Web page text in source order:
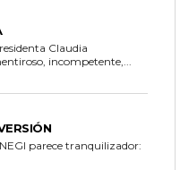
Claudia
incompetente,...
parece tranquilizador: